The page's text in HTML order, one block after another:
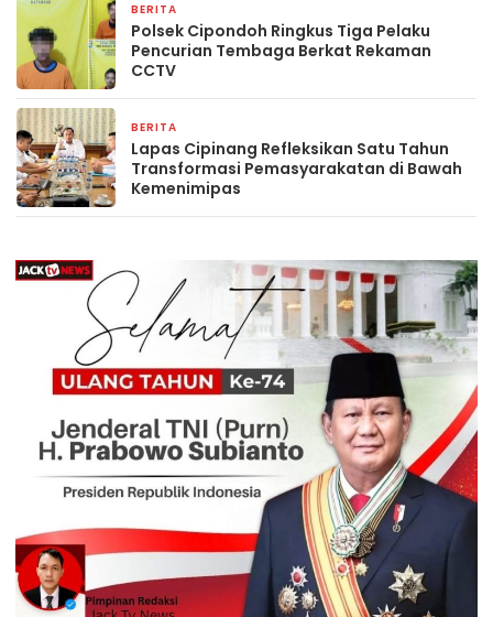
BERITA
Polsek Cipondoh Ringkus Tiga Pelaku
Pencurian Tembaga Berkat Rekaman
CCTV
BERITA
Lapas Cipinang Refleksikan Satu Tahun
Transformasi Pemasyarakatan di Bawah
Kemenimipas